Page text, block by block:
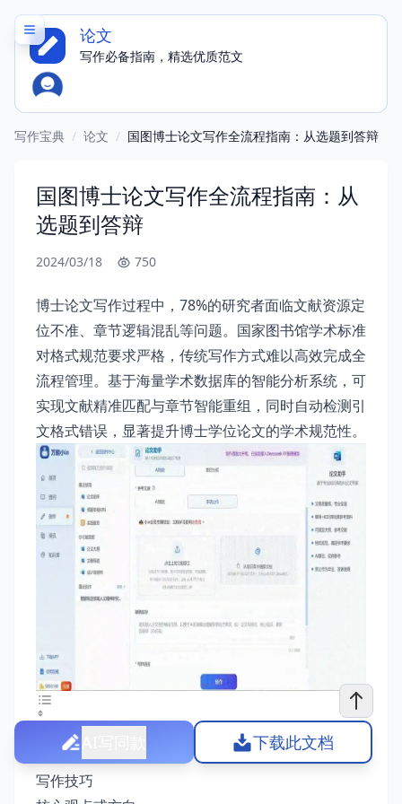
论文
写作必备指南，精选优质范文
写作宝典 / 论文 / 国图博士论文写作全流程指南：从选题到答辩
国图博士论文写作全流程指南：从
选题到答辩
2024/03/18 750
博士论文写作过程中，78%的研究者面临文献资源定
位不准、章节逻辑混乱等问题。国家图书馆学术标准
对格式规范要求严格，传统写作方式难以高效完成全
流程管理。基于海量学术数据库的智能分析系统，可
实现文献精准匹配与章节智能重组，同时自动检测引
文格式错误，显著提升博士学位论文的学术规范性。
关于国图博士论文全方位指导的写作指南
写作思路
写作技巧
下载此文档